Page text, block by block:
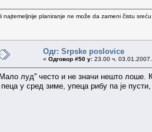
najtemeljnije planiranje ne može da zameni čistu
Одг: Srpske poslovice
« Одговор #50 у: 23.00 ч.
луд'' често и не значи нешто лоше.
у сред зиме, упеца рибу па је